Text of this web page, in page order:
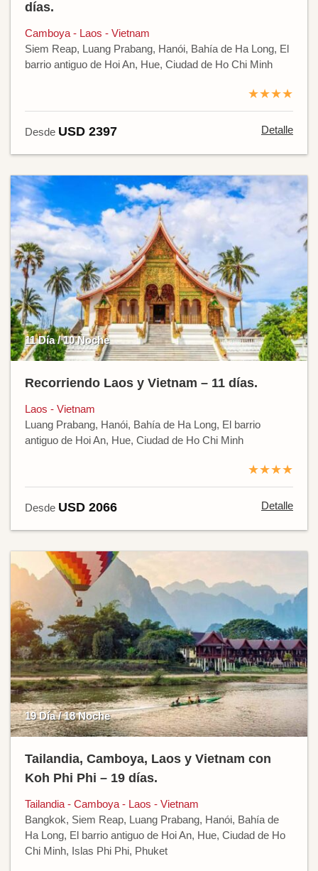
días.
Camboya - Laos - Vietnam
Siem Reap, Luang Prabang, Hanói, Bahía de Ha Long, El
barrio antiguo de Hoi An, Hue, Ciudad de Ho Chi Minh
★★★★
Desde USD 2397 Detalle
11 Día / 10 Noche
Recorriendo Laos y Vietnam – 11 días.
Laos - Vietnam
Luang Prabang, Hanói, Bahía de Ha Long, El barrio
antiguo de Hoi An, Hue, Ciudad de Ho Chi Minh
★★★★
Desde USD 2066 Detalle
19 Día / 18 Noche
Tailandia, Camboya, Laos y Vietnam con
Koh Phi Phi – 19 días.
Tailandia - Camboya - Laos - Vietnam
Bangkok, Siem Reap, Luang Prabang, Hanói, Bahía de
Ha Long, El barrio antiguo de Hoi An, Hue, Ciudad de Ho
Chi Minh, Islas Phi Phi, Phuket